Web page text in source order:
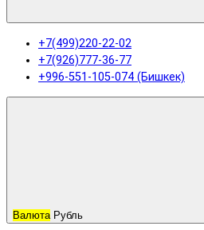
+7(499)220-22-02
+7(926)777-36-77
+996-551-105-074 (Бишкек)
Валюта Рубль